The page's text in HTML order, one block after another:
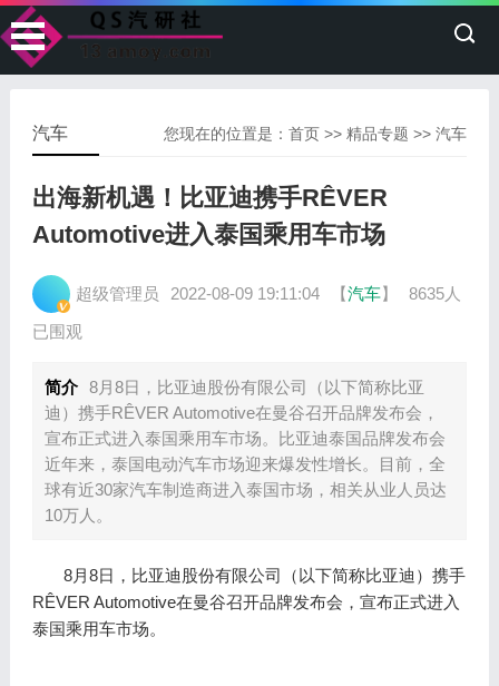
您现在的位置是：首页 >>精品专题 >>汽车
汽车
出海新机遇！比亚迪携手RÊVER
Automotive进入泰国乘用车市场
超级管理员 2022-08-09 19:11:04 【汽车】
8635人
已围观
简介 8月8日，比亚迪股份有限公司（以下简称比亚
迪）携手RÊVER Automotive在曼谷召开品牌发布会，
宣布正式进入泰国乘用车市场。比亚迪泰国品牌发布会
近年来，泰国电动汽车市场迎来爆发性增长。目前，全
球有近30家汽车制造商进入泰国市场，相关从业人员达
10万人。
8月8日，比亚迪股份有限公司（以下简称比亚迪）携手
RÊVER Automotive在曼谷召开品牌发布会，宣布正式进入
泰国乘用车市场。